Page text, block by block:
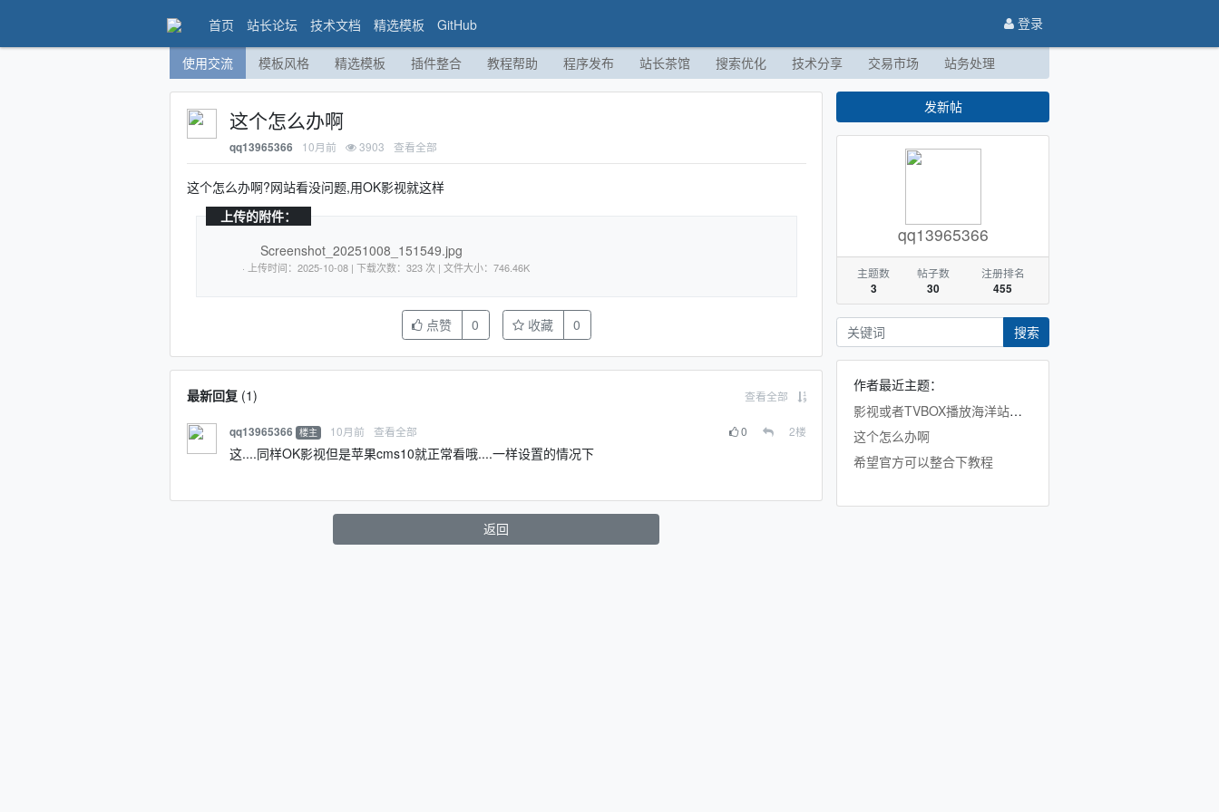
首页 站长论坛 技术文档 精选模板 GitHub 登录
使用交流 模板风格 精选模板 插件整合 教程帮助 程序发布 站长茶馆 搜索优化 技术分享 交易市场 站务处理
这个怎么办啊
qq13965366 10月前 3903 查看全部
这个怎么办啊?网站看没问题,用OK影视就这样
上传的附件：
Screenshot_20251008_151549.jpg
· 上传时间：2025-10-08 | 下载次数：323 次 | 文件大小：746.46K
点赞 0 收藏 0
最新回复(1) 查看全部
qq13965366 楼主 10月前 查看全部 0 2楼
这....同样OK影视但是苹果cms10就正常看哦....一样设置的情况下
返回
发新帖
qq13965366
主题数
3
帖子数
30
注册排名
455
搜索
作者最近主题：
影视或者TVBOX播放海洋站资源
这个怎么办啊
希望官方可以整合下教程